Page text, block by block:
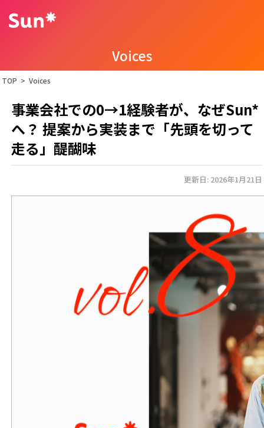
Voices
TOP > Voices
事業会社での0→1経験者が、なぜSun*
へ？ 提案から実装まで「先頭を切って
走る」醍醐味
更新日: 2026年1月21日